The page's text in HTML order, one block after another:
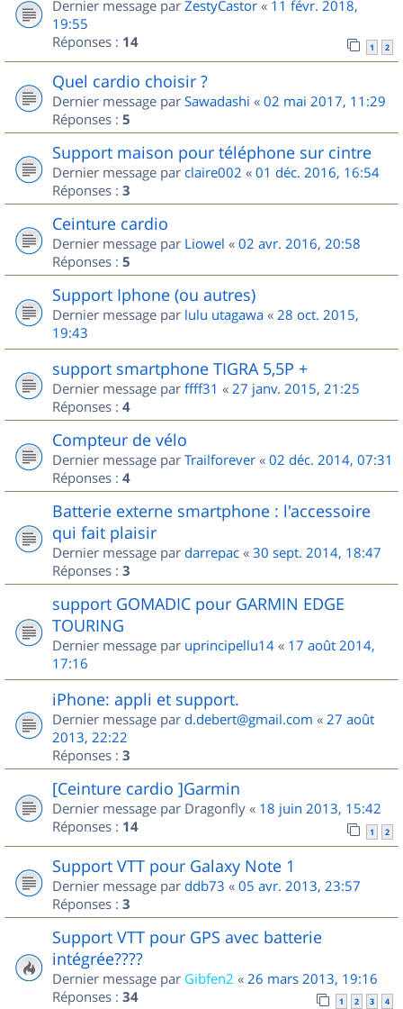
Dernier message par ZestyCastor « 11 févr. 2018,
19:55
Réponses : 14 1 2
Quel cardio choisir ?
Dernier message par Sawadashi « 02 mai 2017, 11:29
Réponses : 5
Support maison pour téléphone sur cintre
Dernier message par claire002 « 01 déc. 2016, 16:54
Réponses : 3
Ceinture cardio
Dernier message par Liowel « 02 avr. 2016, 20:58
Réponses : 5
Support Iphone (ou autres)
Dernier message par lulu utagawa « 28 oct. 2015,
19:43
support smartphone TIGRA 5,5P +
Dernier message par ffff31 « 27 janv. 2015, 21:25
Réponses : 4
Compteur de vélo
Dernier message par Trailforever « 02 déc. 2014, 07:31
Réponses : 4
Batterie externe smartphone : l'accessoire
qui fait plaisir
Dernier message par darrepac « 30 sept. 2014, 18:47
Réponses : 3
support GOMADIC pour GARMIN EDGE
TOURING
Dernier message par uprincipellu14 « 17 août 2014,
17:16
iPhone: appli et support.
Dernier message par d.debert@gmail.com « 27 août
2013, 22:22
Réponses : 3
[Ceinture cardio ]Garmin
Dernier message par Dragonfly « 18 juin 2013, 15:42
Réponses : 14 1 2
Support VTT pour Galaxy Note 1
Dernier message par ddb73 « 05 avr. 2013, 23:57
Réponses : 3
Support VTT pour GPS avec batterie
intégrée????
Dernier message par Gibfen2 « 26 mars 2013, 19:16
Réponses : 34 1 2 3 4